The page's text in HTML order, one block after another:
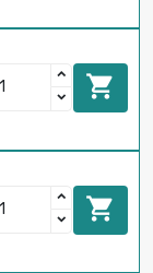

